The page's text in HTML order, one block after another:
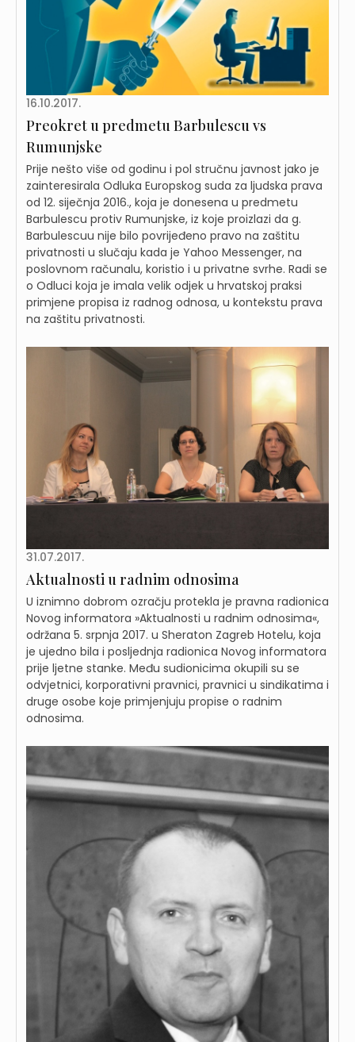
16.10.2017.
Preokret u predmetu Barbulescu vs
Rumunjske
Prije nešto više od godinu i pol stručnu javnost jako je
zainteresirala Odluka Europskog suda za ljudska prava
od 12. siječnja 2016., koja je donesena u predmetu
Barbulescu protiv Rumunjske, iz koje proizlazi da g.
Barbulescuu nije bilo povrijeđeno pravo na zaštitu
privatnosti u slučaju kada je Yahoo Messenger, na
poslovnom računalu, koristio i u privatne svrhe. Radi se
o Odluci koja je imala velik odjek u hrvatskoj praksi
primjene propisa iz radnog odnosa, u kontekstu prava
na zaštitu privatnosti.
31.07.2017.
Aktualnosti u radnim odnosima
U iznimno dobrom ozračju protekla je pravna radionica
Novog informatora »Aktualnosti u radnim odnosima«,
održana 5. srpnja 2017. u Sheraton Zagreb Hotelu, koja
je ujedno bila i posljednja radionica Novog informatora
prije ljetne stanke. Među sudionicima okupili su se
odvjetnici, korporativni pravnici, pravnici u sindikatima i
druge osobe koje primjenjuju propise o radnim
odnosima.